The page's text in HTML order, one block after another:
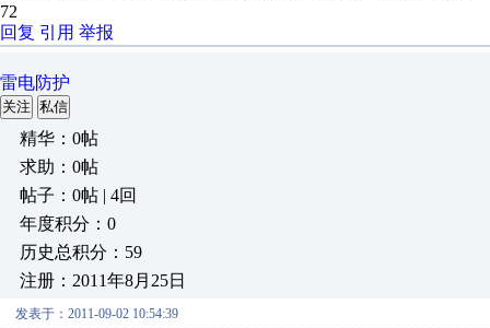
72
回复 引用 举报
雷电防护
关注 私信
精华：0帖
求助：0帖
帖子：0帖 | 4回
年度积分：0
历史总积分：59
注册：2011年8月25日
发表于：2011-09-02 10:54:39